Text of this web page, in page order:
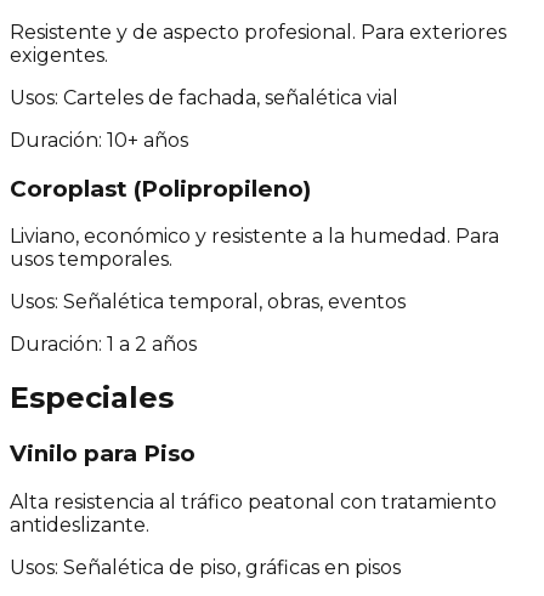
Resistente y de aspecto profesional. Para exteriores
exigentes.
Usos: Carteles de fachada, señalética vial
Duración: 10+ años
Coroplast (Polipropileno)
Liviano, económico y resistente a la humedad. Para
usos temporales.
Usos: Señalética temporal, obras, eventos
Duración: 1 a 2 años
Especiales
Vinilo para Piso
Alta resistencia al tráfico peatonal con tratamiento
antideslizante.
Usos: Señalética de piso, gráficas en pisos